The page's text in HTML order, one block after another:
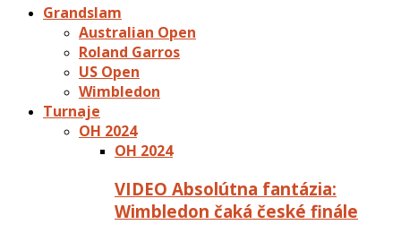
Grandslam
Australian Open
Roland Garros
US Open
Wimbledon
Turnaje
OH 2024
OH 2024
VIDEO Absolútna fantázia:
Wimbledon čaká české finále